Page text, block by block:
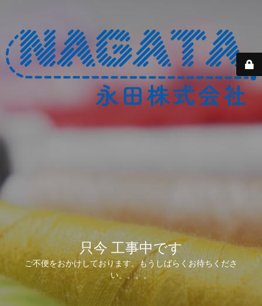
只今 工事中です
ご不便をおかけしております。もうしばらくお待ちくださ
い。。。。